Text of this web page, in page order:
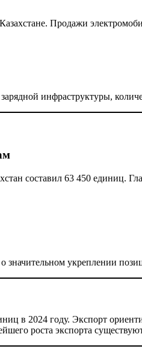
Продажи
инфраструктуры,
составил 63 450 единиц.
значительном укреплении
в 2024 году. Экспорт
роста экспорта